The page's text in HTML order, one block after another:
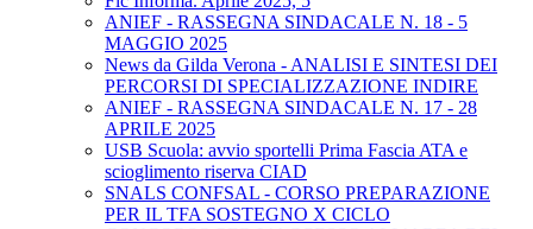
ANIEF - RASSEGNA SINDACALE N. 18 - 5
MAGGIO 2025
News da Gilda Verona - ANALISI E SINTESI DEI
PERCORSI DI SPECIALIZZAZIONE INDIRE
ANIEF - RASSEGNA SINDACALE N. 17 - 28
APRILE 2025
USB Scuola: avvio sportelli Prima Fascia ATA e
scioglimento riserva CIAD
SNALS CONFSAL - CORSO PREPARAZIONE
PER IL TFA SOSTEGNO X CICLO